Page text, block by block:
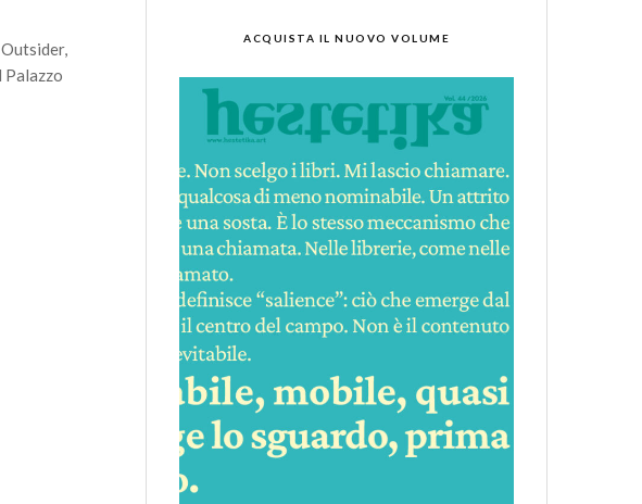
Palazzo
ACQUISTA IL NUOVO VOLUME